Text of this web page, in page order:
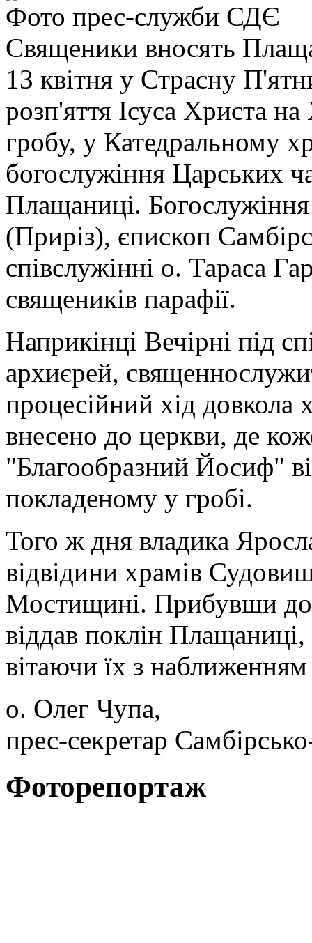
Фото прес-служби СДЄ
Священики вносять
13 квітня у Страсну
розп'яття Ісуса Христа
гробу, у Катедральному
богослужіння Царських
Плащаниці.
(Приріз), єпископ
співслужінні о. Тараса
священиків парафії.
Наприкінці Вечірні під
архиєрей,
процесійний хід
внесено до церкви, де
"Благообразний Йосиф"
покладеному у гробі.
Того ж дня владика
відвідини храмів
Мостищині. Прибувши до
віддав поклін
вітаючи їх з
о. Олег Чупа,
прес-секретар
Фоторепортаж